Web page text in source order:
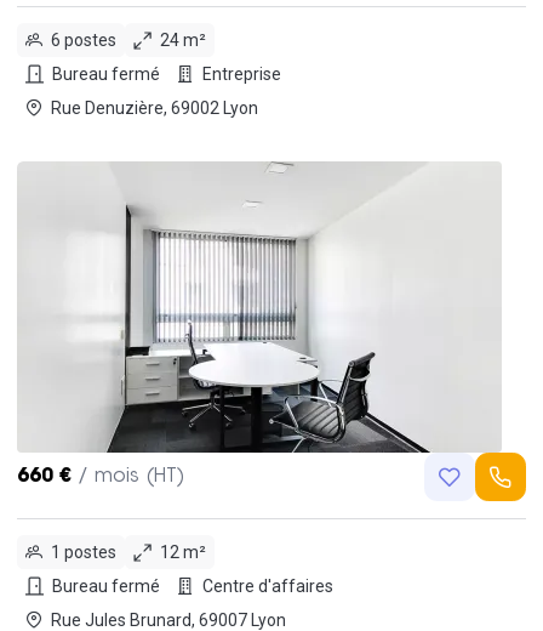
6 postes
24 m²
Bureau fermé
Entreprise
Rue Denuzière, 69002 Lyon
660 € / mois (HT)
1 postes
12 m²
Bureau fermé
Centre d'affaires
Rue Jules Brunard, 69007 Lyon